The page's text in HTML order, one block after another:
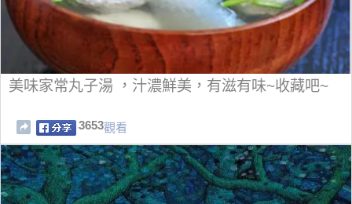
美味家常丸子湯 ，汁濃鮮美，有滋有味~收藏吧~
3653觀看